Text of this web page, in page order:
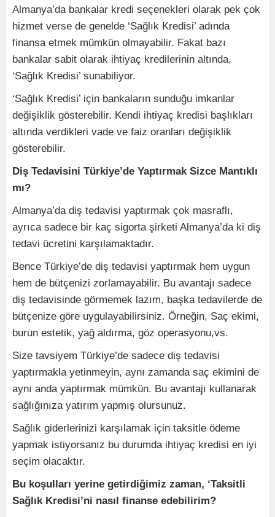
Almanya’da bankalar kredi seçenekleri olarak pek çok
hizmet verse de genelde ‘Sağlık Kredisi’ adında
finansa etmek mümkün olmayabilir. Fakat bazı
bankalar sabit olarak ihtiyaç kredilerinin altında,
‘Sağlık Kredisi’ sunabiliyor.
‘Sağlık Kredisi’ için bankaların sunduğu imkanlar
değişiklik gösterebilir. Kendi ihtiyaç kredisi başlıkları
altında verdikleri vade ve faiz oranları değişiklik
gösterebilir.
Diş Tedavisini Türkiye’de Yaptırmak Sizce Mantıklı
mı?
Almanya’da diş tedavisi yaptırmak çok masraflı,
ayrıca sadece bir kaç sigorta şirketi Almanya’da ki diş
tedavi ücretini karşılamaktadır.
Bence Türkiye’de diş tedavisi yaptırmak hem uygun
hem de bütçenizi zorlamayabilir. Bu avantajı sadece
diş tedavisinde görmemek lazım, başka tedavilerde de
bütçenize göre uygulayabilirsiniz. Örneğin, Saç ekimi,
burun estetik, yağ aldırma, göz operasyonu,vs.
Size tavsiyem Türkiye’de sadece diş tedavisi
yaptırmakla yetinmeyin, aynı zamanda saç ekimini de
aynı anda yaptırmak mümkün. Bu avantajı kullanarak
sağlığınıza yatırım yapmış olursunuz.
Sağlık giderlerinizi karşılamak için taksitle ödeme
yapmak istiyorsanız bu durumda ihtiyaç kredisi en iyi
seçim olacaktır.
Bu koşulları yerine getirdiğimiz zaman, ‘Taksitli
Sağlık Kredisi’ni nasıl finanse edebilirim?